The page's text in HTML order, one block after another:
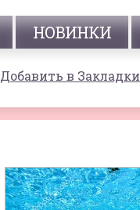
НОВИНКИ
Добавить в Закладки